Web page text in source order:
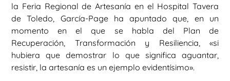
la Feria Regional de Artesanía en el Hospital Tavera
de Toledo, García-Page ha apuntado que, en un
momento en el que se habla del Plan de
Recuperación, Transformación y Resiliencia, «si
hubiera que demostrar lo que significa aguantar,
resistir, la artesanía es un ejemplo evidentísimo».